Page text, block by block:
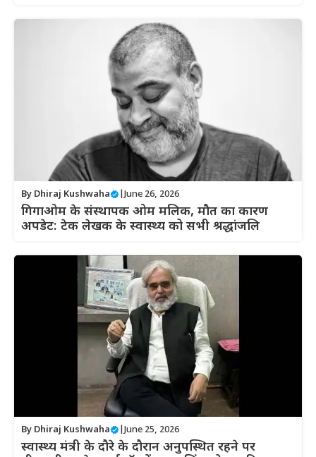
By Dhiraj Kushwaha June 26, 2026
गिगाओम के संस्थापक ओम मलिक, मौत का कारण
अपडेट: टेक लेखक के स्वास्थ्य को सभी श्रद्धांजलि
By Dhiraj Kushwaha June 25, 2026
स्वास्थ्य मंत्री के दौरे के दौरान अनुपस्थित रहने पर